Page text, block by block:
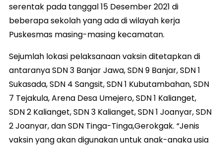
serentak pada tanggal 15 Desember 2021 di
beberapa sekolah yang ada di wilayah kerja
Puskesmas masing-masing kecamatan.
Sejumlah lokasi pelaksanaan vaksin ditetapkan di
antaranya SDN 3 Banjar Jawa, SDN 9 Banjar, SDN 1
Sukasada, SDN 4 Sangsit, SDN 1 Kubutambahan, SDN
7 Tejakula, Arena Desa Umejero, SDN 1 Kalianget,
SDN 2 Kalianget, SDN 3 Kalianget, SDN 1 Joanyar, SDN
2 Joanyar, dan SDN Tinga-Tinga,Gerokgak. “Jenis
vaksin yang akan digunakan untuk anak-anaka usia